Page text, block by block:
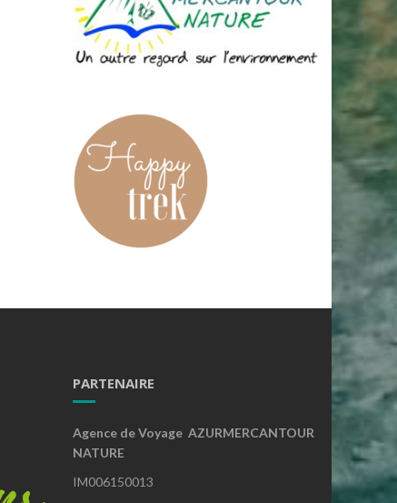
PARTENAIRE
Agence de Voyage AZURMERCANTOUR
NATURE
IM006150013